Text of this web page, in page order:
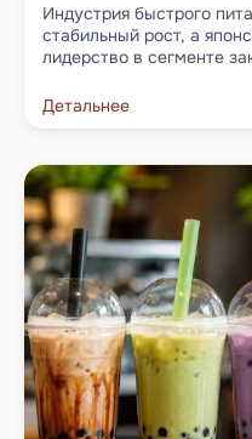
Индустрия быстрого
стабильный рост, а
лидерство в сегменте
Детальнее